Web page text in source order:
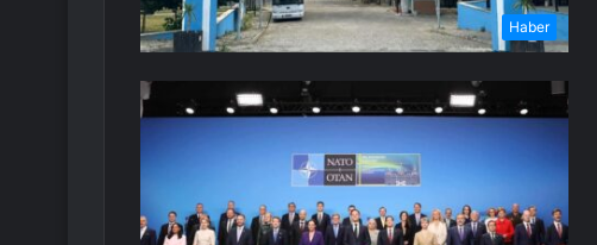
Haber